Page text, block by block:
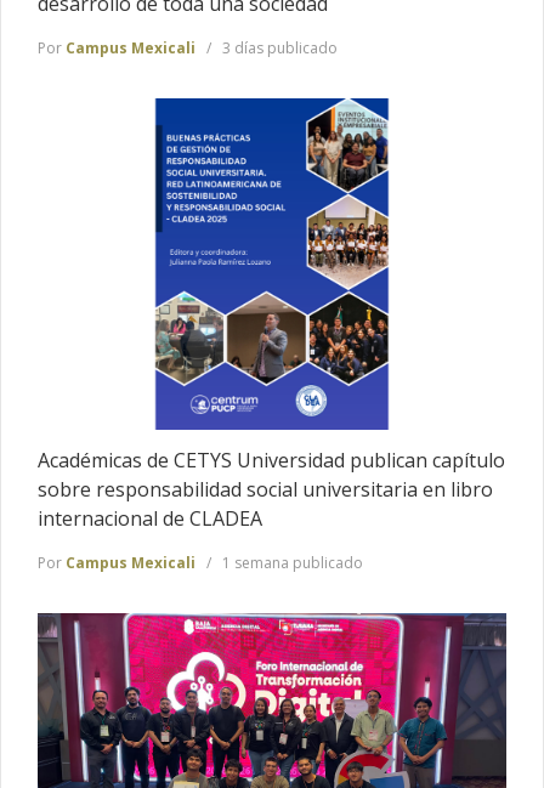
Por Campus Mexicali 3 días publicado
Académicas de CETYS Universidad publican capítulo
sobre responsabilidad social universitaria en libro
internacional de CLADEA
Por Campus Mexicali 1 semana publicado